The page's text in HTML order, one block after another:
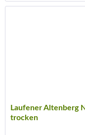
Laufener Altenberg
trocken